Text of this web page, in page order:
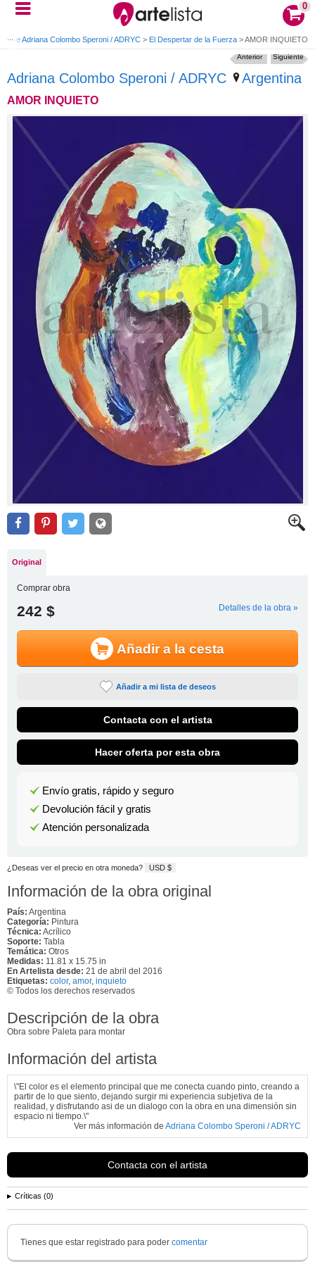
0
de Adriana Colombo Speroni / ADRYC > El Despertar de la Fuerza >AMOR INQUIETO
Adriana Colombo Speroni / ADRYC Argentina
AMOR INQUIETO
Siguiente
Anterior
Original
Comprar obra
242 $ Detalles de la obra »
Añadir a la cesta
Añadir a mi lista de deseos
Contacta con el artista
Hacer oferta por esta obra
Envío gratis, rápido y seguro
Devolución fácil y gratis
Atención personalizada
¿Deseas ver el precio en otra moneda? USD $
Información de la obra original
País: Argentina
Categoría: Pintura
Técnica: Acrílico
Soporte: Tabla
Temática: Otros
Medidas: 11.81 x 15.75 in
En Artelista desde: 21 de abril del 2016
Etiquetas: color, amor, inquieto
© Todos los derechos reservados
Descripción de la obra
Obra sobre Paleta para montar
Información del artista
\"El color es el elemento principal que me conecta cuando pinto, creando a
partir de lo que siento, dejando surgir mi experiencia subjetiva de la
realidad, y disfrutando asi de un dialogo con la obra en una dimensión sin
espacio ni tiempo.\"
Ver más información de Adriana Colombo Speroni / ADRYC
Contacta con el artista
Críticas (0)
Tienes que estar registrado para poder comentar